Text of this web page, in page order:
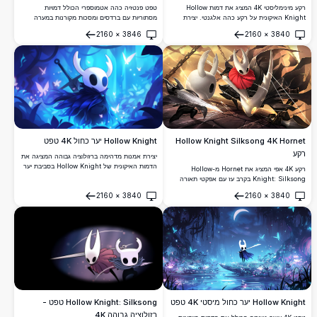
רקע מינימליסטי 4K המציג את דמות Hollow
Knight האיקונית על רקע כהה אלגנטי. יצירת
המשחק האינדי האהוב, מציעה משיכה אסתטית
נקייה עבור תצוגות שולחן עבודה ונייד.
3840
×
2160
פתח
טפט פנטזיה כהה אטמוספרי הכולל דמויות
מסתוריות עם ברדסים ומסכות מקורנות במערה
המציגה תאורה דרמטית ואסתטיקה גותית מושלמת
ליצירת אווירה סוחפת ועל-טבעית על כל מסך.
3846
×
2160
פתח
Hollow Knight Silksong 4K Hornet
רקע
רקע 4K אפי המציג את Hornet מ-Hollow
Knight: Silksong בקרב עז עם אפקטי תאורה
את הגיבורה הזריזה מפעילה יכולות מחט ומשי נגד
רקעים אטמוספריים זהובים, מושלם לתצוגות שולחן
עבודה גיימינג.
3840
×
2160
פתח
Hollow Knight יער כחול 4K טפט
יצירת אמנות מדהימה ברזולוציה גבוהה המציגה את
הדמות האיקונית של Hollow Knight בסביבת יער
קסומה מושלמת לחובבי משחקים ורקעים לשולחן
עבודה.
3840
×
2160
פתח
Hollow Knight יער כחול מיסטי 4K טפט
Hollow Knight: Silksong טפט -
רזולוציה גבוהה 4K